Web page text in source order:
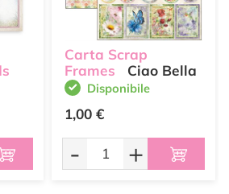
Carta Scrap
Frames
Ciao Bella
Disponibile
1,00 €
- +